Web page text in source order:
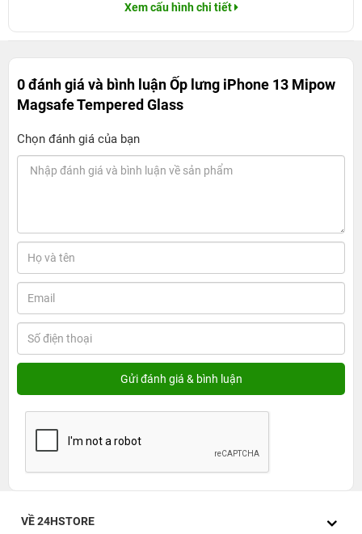
Xem cấu hình chi tiết
0 đánh giá và bình luậnỐp lưng iPhone 13 Mipow
Magsafe Tempered Glass
Chọn đánh giá của bạn
VỀ 24HSTORE